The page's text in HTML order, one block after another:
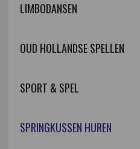
LIMBODANSEN
OUD HOLLANDSE SPELLEN
SPORT & SPEL
SPRINGKUSSEN HUREN